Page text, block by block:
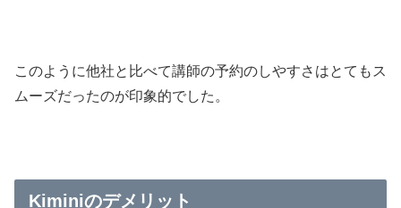
このように他社と比べて講師の予約のしやすさはとてもス
ムーズだったのが印象的でした。
Kiminiのデメリット